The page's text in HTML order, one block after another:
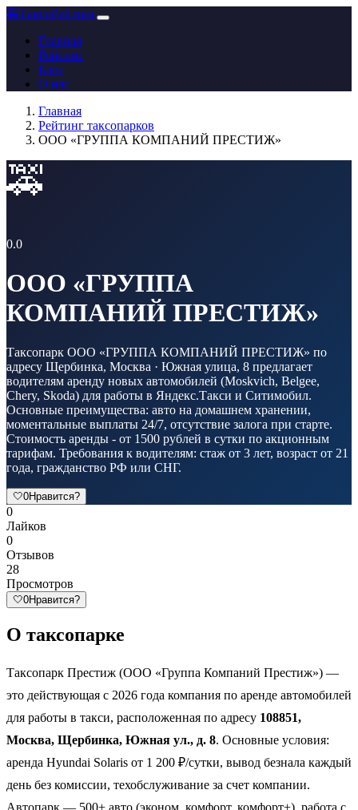
🚕ТаксоРейтинг
Главная
Рейтинг
Блог
О нас
Главная
Рейтинг таксопарков
ООО «ГРУППА КОМПАНИЙ ПРЕСТИЖ»
🚕
0.0
ООО «ГРУППА
КОМПАНИЙ ПРЕСТИЖ»
Таксопарк ООО «ГРУППА КОМПАНИЙ ПРЕСТИЖ» по
адресу Щербинка, Москва · Южная улица, 8 предлагает
водителям аренду новых автомобилей (Moskvich, Belgee,
Chery, Skoda) для работы в Яндекс.Такси и Ситимобил.
Основные преимущества: авто на домашнем хранении,
моментальные выплаты 24/7, отсутствие залога при старте.
Стоимость аренды - от 1500 рублей в сутки по акционным
тарифам. Требования к водителям: стаж от 3 лет, возраст от 21
года, гражданство РФ или СНГ.
🤍0Нравится?
0
Лайков
0
Отзывов
28
Просмотров
🤍0Нравится?
О таксопарке
Таксопарк Престиж (ООО «Группа Компаний Престиж») —
это действующая с 2026 года компания по аренде автомобилей
для работы в такси, расположенная по адресу 108851,
Москва, Щербинка, Южная ул., д. 8. Основные условия:
аренда Hyundai Solaris от 1 200 ₽/сутки, вывод безнала каждый
день без комиссии, техобслуживание за счет компании.
Автопарк — 500+ авто (эконом, комфорт, комфорт+), работа с